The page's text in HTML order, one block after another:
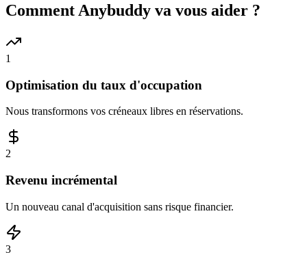
Comment Anybuddy va vous aider ?
1
Optimisation du taux d'occupation
Nous transformons vos créneaux libres en réservations.
2
Revenu incrémental
Un nouveau canal d'acquisition sans risque financier.
3